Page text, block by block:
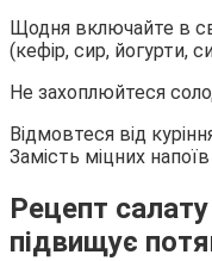
Щодня включайте в
(кефір, сир, йогурти,
Не захоплюйтеся
Відмовтеся від
Замість міцних
Рецепт
підвищує